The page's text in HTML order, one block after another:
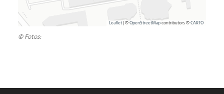
Leaflet | ©OpenStreetMapcontributors ©CARTO
© Fotos: